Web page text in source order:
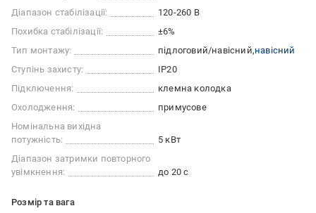
Діапазон стабілізації:
120-260 В
Похибка стабілізації:
±6%
Тип монтажу:
підлоговий/навісний навісний
Ступінь захисту:
IP20
Підключення:
клемна колодка
Охолодження:
примусове
Номінальна вихідна
потужність:
5 кВт
Діапазон затримки повторного
увімкнення:
до 20 с
Розмір та вага